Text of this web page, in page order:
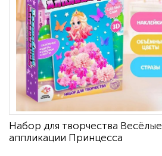
Набор для творчества Весёлые
аппликации Принцесса